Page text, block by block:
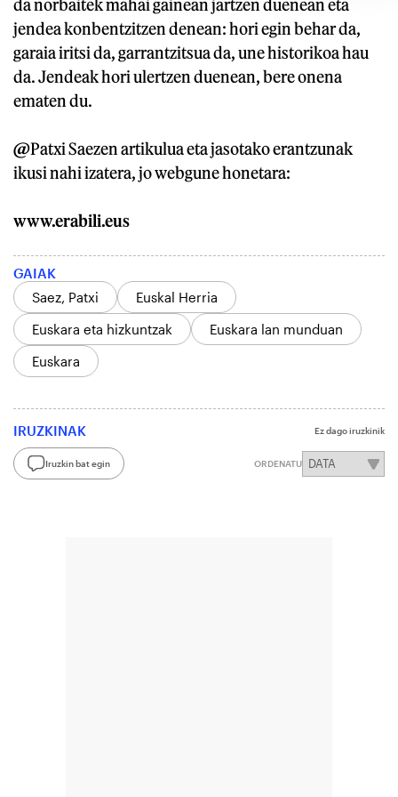
da norbaitek mahai gainean jartzen duenean eta
jendea konbentzitzen denean: hori egin behar da,
garaia iritsi da, garrantzitsua da, une historikoa hau
da. Jendeak hori ulertzen duenean, bere onena
ematen du.
@Patxi Saezen artikulua eta jasotako erantzunak
ikusi nahi izatera, jo webgune honetara:
www.erabili.eus
GAIAK
Saez, Patxi
Euskal Herria
Euskara eta hizkuntzak
Euskara lan munduan
Euskara
IRUZKINAK Ez dago iruzkinik
Iruzkin bat egin ORDENATU